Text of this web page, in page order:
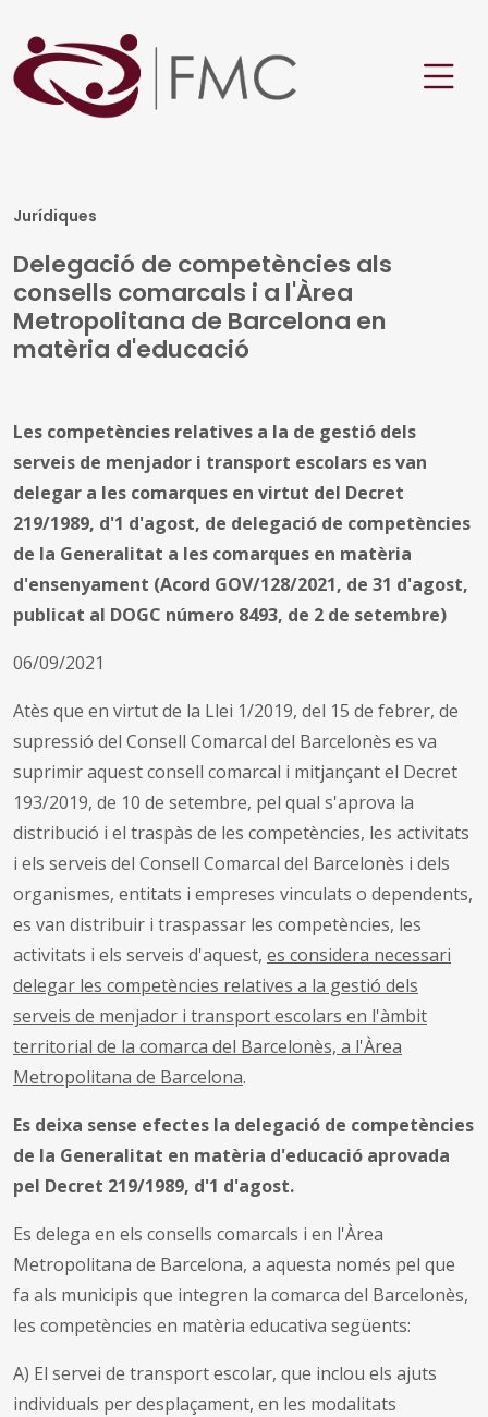
Jurídiques
Delegació de competències als
consells comarcals i a l'Àrea
Metropolitana de Barcelona en
matèria d'educació
Les competències relatives a la de gestió dels
serveis de menjador i transport escolars es van
delegar a les comarques en virtut del Decret
219/1989, d'1 d'agost, de delegació de competències
de la Generalitat a les comarques en matèria
d'ensenyament (Acord GOV/128/2021, de 31 d'agost,
publicat al DOGC número 8493, de 2 de setembre)
06/09/2021
Atès que en virtut de la Llei 1/2019, del 15 de febrer, de
supressió del Consell Comarcal del Barcelonès es va
suprimir aquest consell comarcal i mitjançant el Decret
193/2019, de 10 de setembre, pel qual s'aprova la
distribució i el traspàs de les competències, les activitats
i els serveis del Consell Comarcal del Barcelonès i dels
organismes, entitats i empreses vinculats o dependents,
es van distribuir i traspassar les competències, les
activitats i els serveis d'aquest, es considera necessari
delegar les competències relatives a la gestió dels
serveis de menjador i transport escolars en l'àmbit
territorial de la comarca del Barcelonès, a l'Àrea
Metropolitana de Barcelona.
Es deixa sense efectes la delegació de competències
de la Generalitat en matèria d'educació aprovada
pel Decret 219/1989, d'1 d'agost.
Es delega en els consells comarcals i en l'Àrea
Metropolitana de Barcelona, a aquesta només pel que
fa als municipis que integren la comarca del Barcelonès,
les competències en matèria educativa següents:
A) El servei de transport escolar, que inclou els ajuts
individuals per desplaçament, en les modalitats